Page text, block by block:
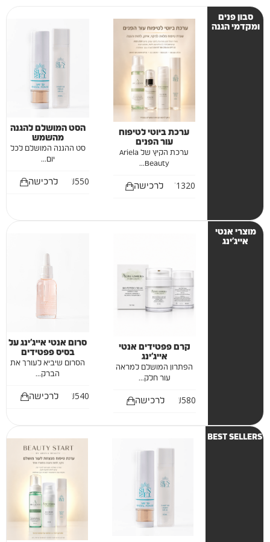
סבון פנים
ומקדמי הגנה
ערכת ביוטי לטיפוח
עור הפנים
ערכת הקיץ של Ariela
Beauty...
₪1320 לרכישה
הסט המושלם להגנה
מהשמש
סט ההגנה המושלם לכל
יום...
₪550 לרכישה
מוצרי אנטי
אייג'ינג
קרם פפטידים אנטי
אייג'ינג
הפתרון המושלם למראה
עור חלק...
₪580 לרכישה
סרום אנטי אייג'ינג על
בסיס פפטידים
הסרום שיביא לעורך את
הברק...
₪540 לרכישה
BEST SELLERS